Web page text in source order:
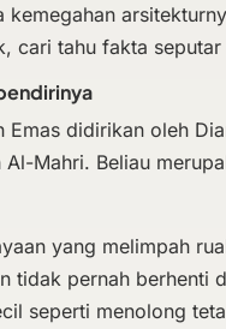
kemegahan
cari tahu fakta
Emas didirikan oleh
Al-Mahri. Beliau
yang melimpah
tidak pernah berhenti
seperti menolong